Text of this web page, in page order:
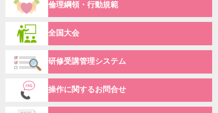
倫理綱領・行動規範
全国大会
研修受講管理システム
操作に関するお問合せ